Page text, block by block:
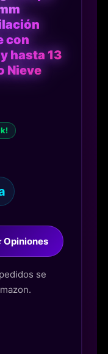
con
hasta 13
Nieve
Opiniones
se